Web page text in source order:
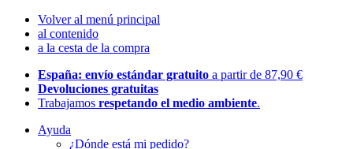
Volver al menú principal
al contenido
a la cesta de la compra
España: envío estándar gratuito a partir de 87,90 €
Devoluciones gratuitas
Trabajamos respetando el medio ambiente.
Ayuda
¿Dónde está mi pedido?